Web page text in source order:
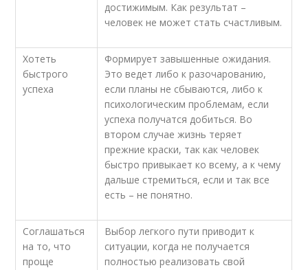
достижимым. Как результат –
человек не может стать счастливым.
Хотеть
быстрого
успеха
Формирует завышенные ожидания.
Это ведет либо к разочарованию,
если планы не сбываются, либо к
психологическим проблемам, если
успеха получатся добиться. Во
втором случае жизнь теряет
прежние краски, так как человек
быстро привыкает ко всему, а к чему
дальше стремиться, если и так все
есть – не понятно.
Соглашаться
на то, что
проще
Выбор легкого пути приводит к
ситуации, когда не получается
полностью реализовать свой